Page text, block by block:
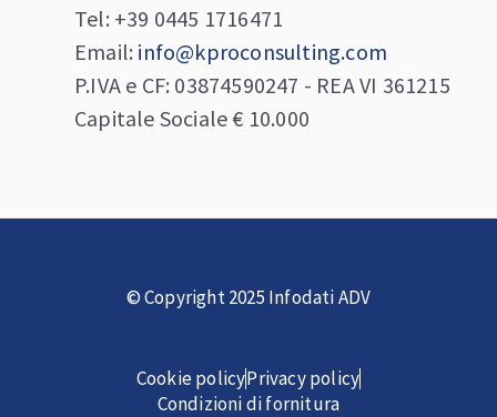
Tel: +39 0445 1716471
Email: info@kproconsulting.com
P.IVA e CF: 03874590247 - REA VI 361215
Capitale Sociale € 10.000
© Copyright 2025 Infodati ADV
Cookie policyPrivacy policy
Condizioni di fornitura